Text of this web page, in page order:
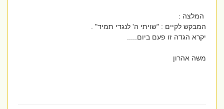
המלצה :
המבקש לקיים : "שויתי ה' לנגדי תמיד" .
יקרא הגדה זו פעם ביום.....
משה אהרון